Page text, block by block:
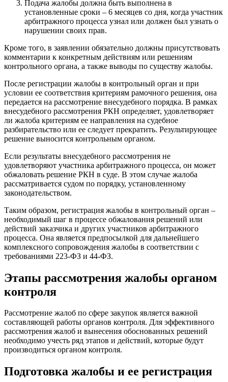
Подача жалобы должна быть выполнена в
установленные сроки – 6 месяцев со дня, когда участник
арбитражного процесса узнал или должен был узнать о
нарушении своих прав.
Кроме того, в заявлении обязательно должны присутствовать
комментарии к конкретным действиям или решениям
контрольного органа, а также выводы по существу жалобы.
После регистрации жалобы в контрольный орган и при
условии ее соответствия критериям рамочного решения, она
передается на рассмотрение внесудебного порядка. В рамках
внесудебного рассмотрения РКН определяет, удовлетворяет
ли жалоба критериям ее направления на судебное
разбирательство или ее следует прекратить. Результирующее
решение выносится контрольным органом.
Если результаты внесудебного рассмотрения не
удовлетворяют участника арбитражного процесса, он может
обжаловать решение РКН в суде. В этом случае жалоба
рассматривается судом по порядку, установленному
законодательством.
Таким образом, регистрация жалобы в контрольный орган –
необходимый шаг в процессе обжалования решений или
действий заказчика и других участников арбитражного
процесса. Она является предпосылкой для дальнейшего
комплексного сопровождения жалобы в соответствии с
требованиями 223-ФЗ и 44-ФЗ.
Этапы рассмотрения жалобы органом
контроля
Рассмотрение жалоб по сфере закупок является важной
составляющей работы органов контроля. Для эффективного
рассмотрения жалоб и вынесения обоснованных решений
необходимо учесть ряд этапов и действий, которые будут
производиться органом контроля.
Подготовка жалобы и ее регистрация